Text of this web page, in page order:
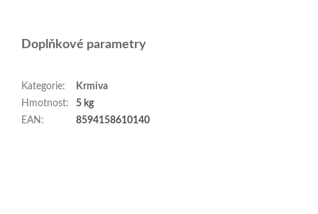
Doplňkové parametry
Kategorie:
Krmiva
Hmotnost:
5 kg
EAN : 8594158610140